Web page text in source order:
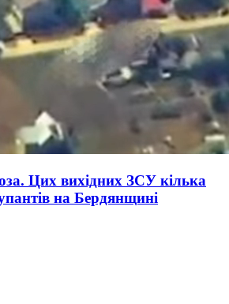
Цих вихідних ЗСУ кілька
на Бердянщині